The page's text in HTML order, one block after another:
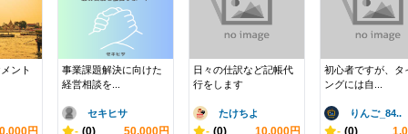
ント
円
事業課題解決に向けた
経営相談を...
セキヒサ
- (0) 50,000円
日々の仕訳など記帳代
行をします
たけちよ
- (0) 10,000円
初心者ですが、タ
ングには自...
りんご_84..
- (0)